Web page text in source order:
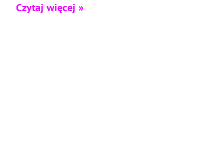
Czytaj więcej »